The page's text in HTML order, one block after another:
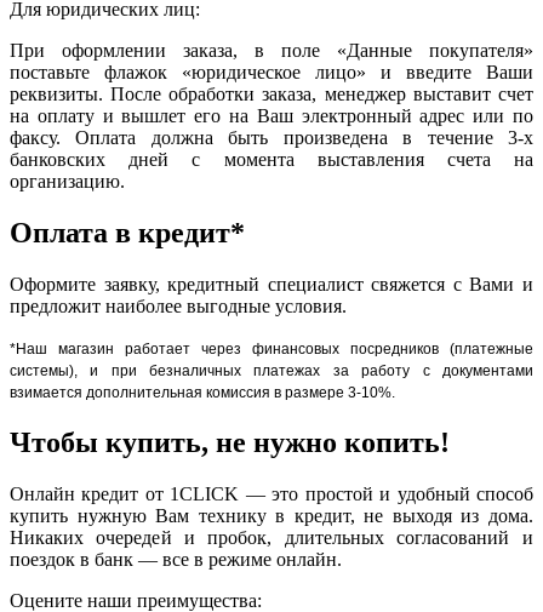
Для юридических лиц:
При оформлении заказа, в поле «Данные покупателя»
поставьте флажок «юридическое лицо» и введите Ваши
реквизиты. После обработки заказа, менеджер выставит счет
на оплату и вышлет его на Ваш электронный адрес или по
факсу. Оплата должна быть произведена в течение 3-х
банковских дней с момента выставления счета на
организацию.
Оплата в кредит*
Оформите заявку, кредитный специалист свяжется с Вами и
предложит наиболее выгодные условия.
*Наш магазин работает через финансовых посредников (платежные
системы), и при безналичных платежах за работу с документами
взимается дополнительная комиссия в размере 3-10%.
Чтобы купить, не нужно копить!
Онлайн кредит от 1CLICK — это простой и удобный способ
купить нужную Вам технику в кредит, не выходя из дома.
Никаких очередей и пробок, длительных согласований и
поездок в банк — все в режиме онлайн.
Оцените наши преимущества: